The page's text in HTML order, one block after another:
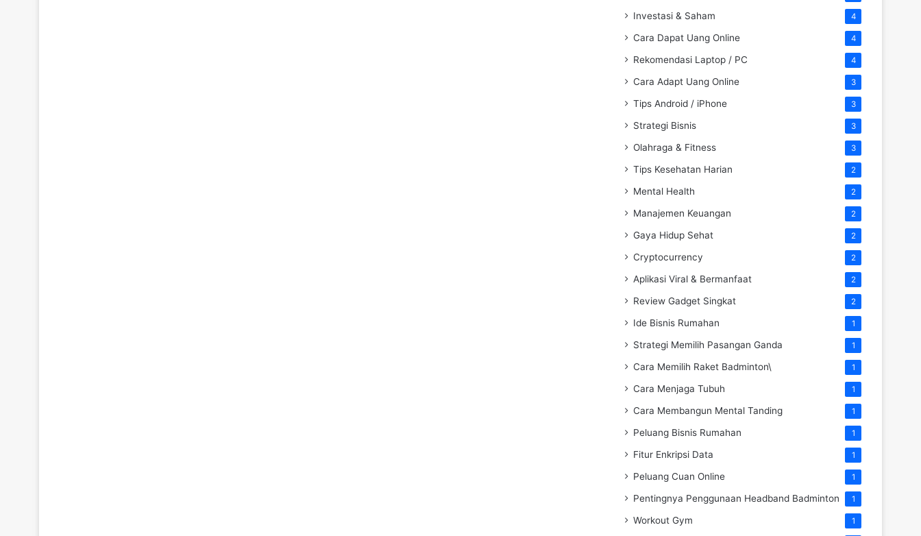
Investasi & Saham 4
Cara Dapat Uang Online 4
Rekomendasi Laptop / PC 4
Cara Adapt Uang Online 3
Tips Android / iPhone 3
Strategi Bisnis 3
Olahraga & Fitness 3
Tips Kesehatan Harian 2
Mental Health 2
Manajemen Keuangan 2
Gaya Hidup Sehat 2
Cryptocurrency 2
Aplikasi Viral & Bermanfaat 2
Review Gadget Singkat 2
Ide Bisnis Rumahan 1
Strategi Memilih Pasangan Ganda 1
Cara Memilih Raket Badminton\ 1
Cara Menjaga Tubuh 1
Cara Membangun Mental Tanding 1
Peluang Bisnis Rumahan 1
Fitur Enkripsi Data 1
Peluang Cuan Online 1
Pentingnya Penggunaan Headband Badminton 1
Workout Gym 1